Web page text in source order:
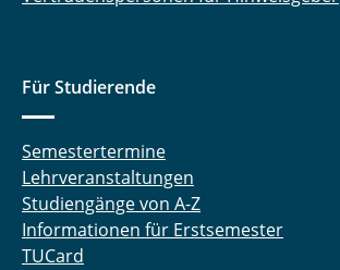
Für Studierende
Semestertermine
Lehrveranstaltungen
Studiengänge von A-Z
Informationen für Erstsemester
TUCard